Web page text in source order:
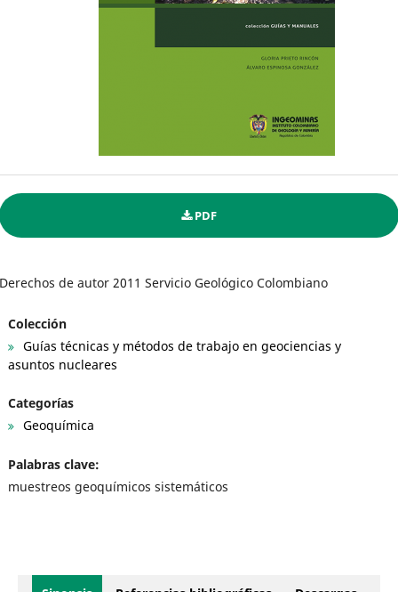
PDF
Derechos de autor 2011 Servicio Geológico Colombiano
Colección
Guías técnicas y métodos de trabajo en geociencias y
asuntos nucleares
Categorías
Geoquímica
Palabras clave:
muestreos geoquímicos sistemáticos